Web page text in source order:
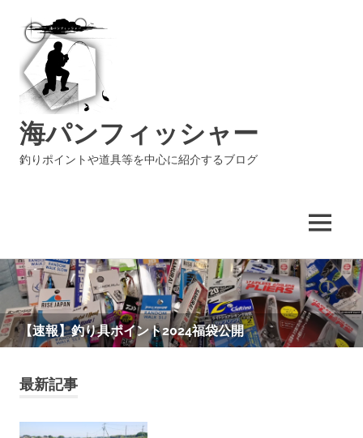
コ
ン
テ
ン
ツ
海パンフィッシャー
釣りポイントや道具等を中心に紹介するブログ
MENU
【速報】釣り具ポイント2024福袋公開
最新記事